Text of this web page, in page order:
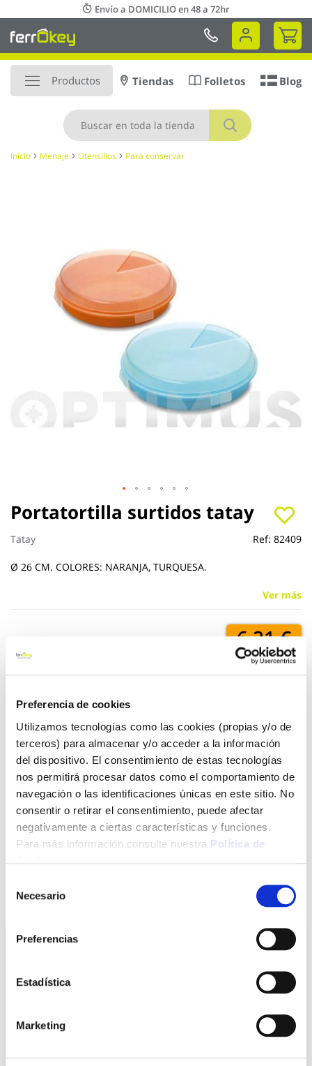
Preferencia de cookies
Utilizamos tecnologías como las cookies (propias y/o de
terceros) para almacenar y/o acceder a la información
del dispositivo. El consentimiento de estas tecnologías
nos permitirá procesar datos como el comportamiento de
navegación o las identificaciones únicas en este sitio. No
consentir o retirar el consentimiento, puede afectar
negativamente a ciertas características y funciones.
Para más información consulte nuestra Política de
Necesario
Preferencias
Estadística
Marketing
al
contenido
Envío a DOMICILIO en 48 a 72hr
Mi
Productos
Buscar
Tiendas Folletos Blog
Inicio Menaje Utensilios Para conservar
Portatortilla surtidos tatay
Tatay Ref: 82409
Ø 26 CM. COLORES: NARANJA, TURQUESA.
Ver más
6,21 €
Click&Collect - Recogida gratis
en nuestras tiendas
Envío a domicilio:
5 días hábiles
+ INFO
imágenes
Saltar
al
comienzo
de
la
galería
También te puede interesar